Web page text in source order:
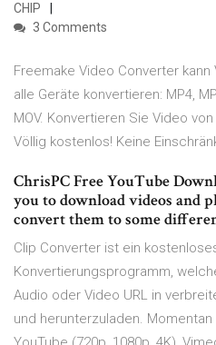
CHIP
3 Comments
Freemake Video Converter
alle Geräte konvertieren: MP4,
MOV. Konvertieren Sie Video
Völlig kostenlos! Keine
ChrisPC Free YouTube
you to download videos and
convert them to some
Clip Converter ist ein
Konvertierungsprogramm,
Audio oder Video URL in
und herunterzuladen.